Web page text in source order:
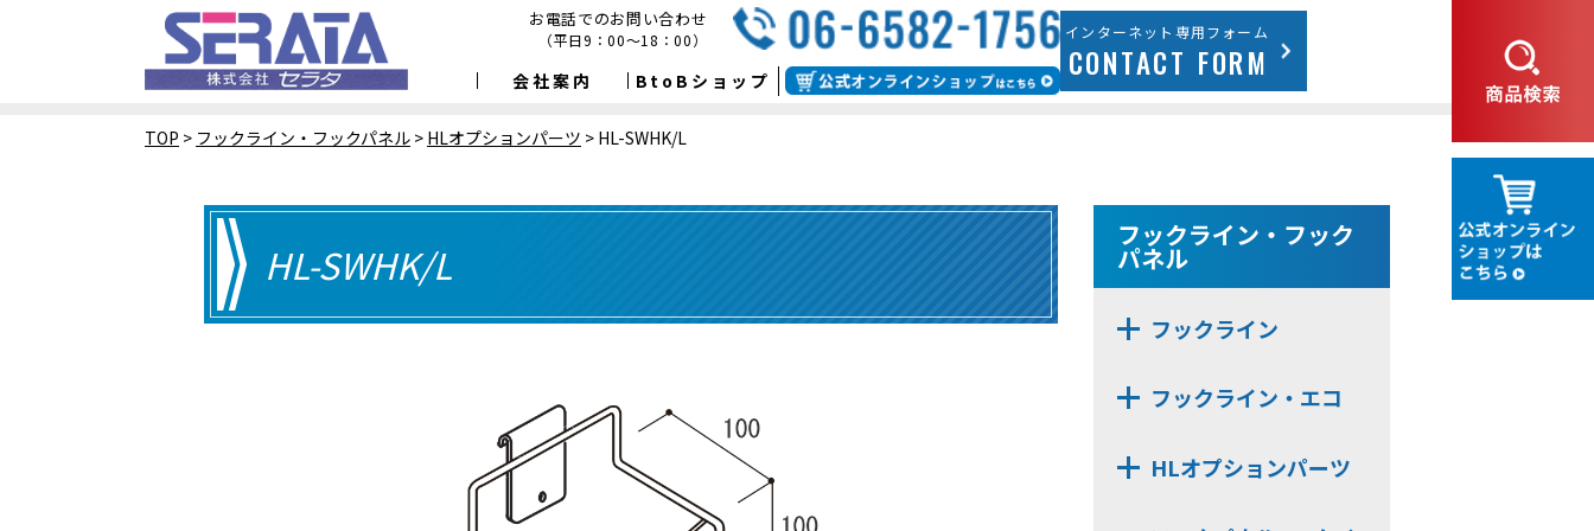
お電話でのお問い合わせ
（平日9：00～18：00）
会社案内 BtoBショップ
インターネット専用フォーム
CONTACT FORM
TOP > フックライン・フックパネル > HLオプションパーツ > HL-SWHK/L
HL-SWHK/L
フックライン・フック
パネル
フックライン
HL30F
HL50M
フックライン・エコ
HLE20S
HLE22F
HLオプションパーツ